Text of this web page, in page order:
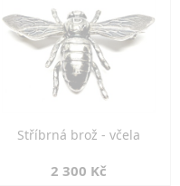
Stříbrná brož - včela
2 300 Kč